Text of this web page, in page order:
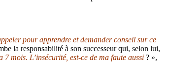
pour apprendre et demander conseil sur ce
la responsabilité à son successeur qui, selon lui,
mois. L’insécurité, est-ce de ma faute aussi ? »,